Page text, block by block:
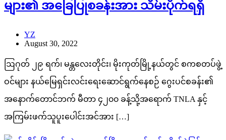
များ၏ အခြေပြုစခန်းအား သိမ်းပိုက်ရရှိ
YZ
August 30, 2022
ဩဂုတ် ၂၉ ရက်၊ မန္တလေးတိုင်း၊ မိုးကုတ်မြို့နယ်တွင် စကစတပ်ဖွဲ့
ဝင်များ နယ်မြေရှင်းလင်းရေးဆောင်ရွက်နေစဉ် ဂွေးပင်စခန်း၏
အနောက်တောင်ဘက် မီတာ ၄၂၀၀ ခန့်သို့အရောက် TNLA နှင့်
အကြမ်းဖက်သူပူးပေါင်းအင်အား […]